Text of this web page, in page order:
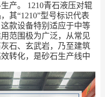
产。
1210青石液压对辊
其“1210”型号标识代表
款设备特别适应于中等
范围极为广泛，从常见
石、玄武岩，乃至建筑
转化，是砂石生产线中